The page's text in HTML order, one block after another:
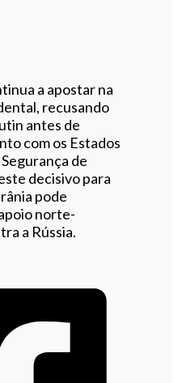
a apostar na
recusando
antes de
com os Estados
de
decisivo para
pode
norte-
a Rússia.